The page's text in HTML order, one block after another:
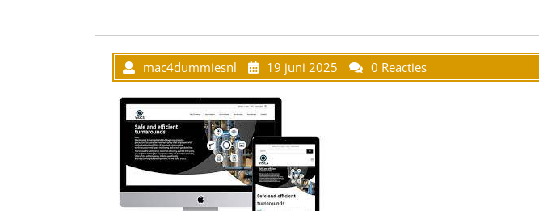
mac4dummiesnl 19 juni 2025 0 Reacties